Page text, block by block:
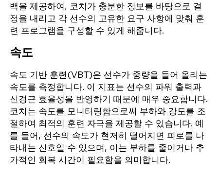
백을 제공하여, 코치가 충분한 정보를 바탕으로 결
정을 내리고 각 선수의 고유한 요구 사항에 맞춰 훈
련 프로그램을 구성할 수 있게 해줍니다.
속도
속도 기반 훈련(VBT)은 선수가 중량을 들어 올리는
속도를 측정합니다. 이 지표는 선수의 파워 출력과
신경근 효율성을 반영하기 때문에 매우 중요합니다.
코치는 속도를 모니터링함으로써 부하와 강도를 조
절하여 최적의 훈련 자극을 제공할 수 있습니다. 예
를 들어, 선수의 속도가 현저히 떨어지면 피로를 나
타내는 신호일 수 있으며, 이는 부하를 줄이거나 추
가적인 회복 시간이 필요함을 의미합니다.